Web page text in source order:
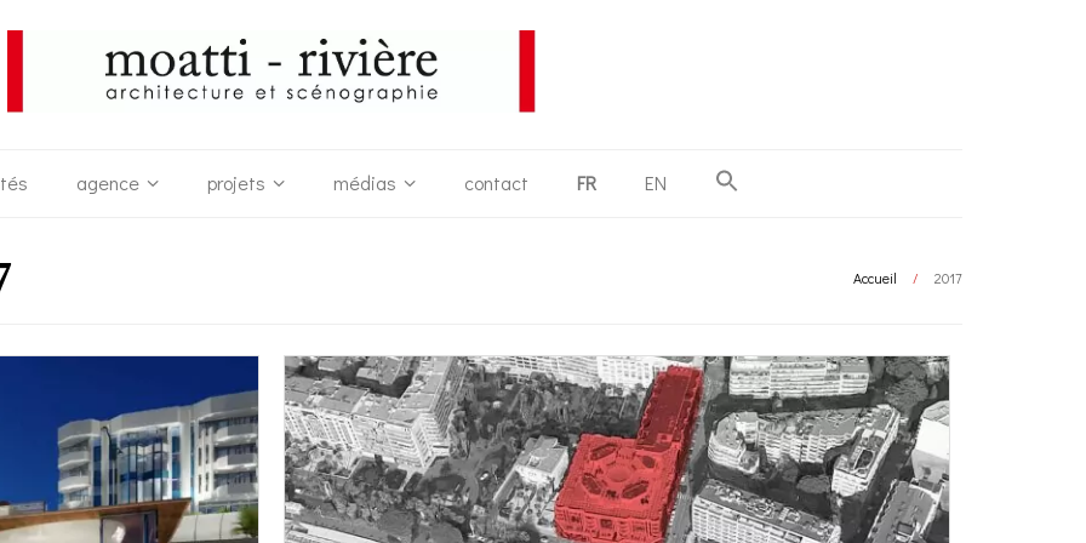
agence projets médias contact FR EN
Accueil / 2017